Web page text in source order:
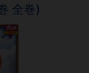
全巻)